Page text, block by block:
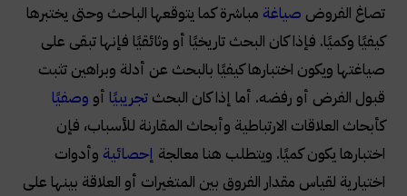
تصاغ الفروض صياغة مباشرة كما يتوقعها الباحث وحتى يختبرها
كيفيًا وكميًا. فإذا كان البحث تاريخيًا أو وثائقيًا فإنها تبقى على
صياغتها ويكون اختبارها كيفيًا بالبحث عن أدلة وبراهين تثبت
قبول الفرض أو رفضه. أما إذا كان البحث تجريبيًا أو وصفيًا
كأبحاث العلاقات الارتباطية وأبحاث المقارنة للأسباب، فإن
اختبارها يكون كميًا. ويتطلب هنا معالجة إحصائية وأدوات
اختيارية لقياس مقدار الفروق بين المتغيرات أو العلاقة بينها على